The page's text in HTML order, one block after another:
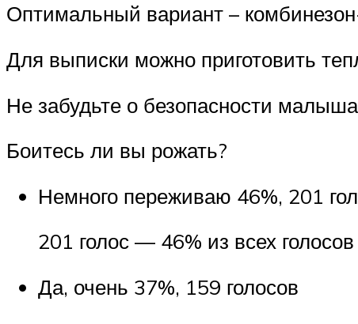
Оптимальный вариант –
Для выписки можно приготовить
Не забудьте о безопасности
Боитесь ли вы рожать?
Немного переживаю 46%, 201
201 голос — 46% из всех голосов
Да, очень 37%, 159 голосов